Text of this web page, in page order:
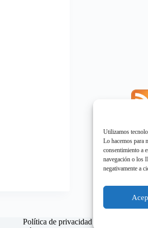
Utilizamos
Lo hacemos para
consentimiento a
navegación o los
negativamente a
Política de privacidad Política de